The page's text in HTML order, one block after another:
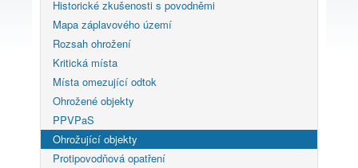
Historické zkušenosti s povodněmi
Mapa záplavového území
Rozsah ohrožení
Kritická místa
Místa omezující odtok
Ohrožené objekty
PPVPaS
Ohrožující objekty
Protipovodňová opatření